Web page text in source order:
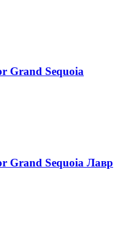
Grand Sequoia
Grand Sequoia Лавр